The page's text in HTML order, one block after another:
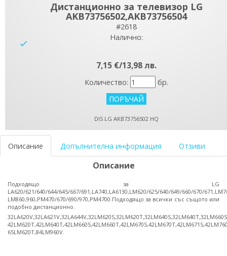
Дистанционно за телевизор LG
AKB73756502,AKB73756504
#2618
Налично:
7,15 €/13,98 лв.
Количество: бр.
DIS LG AKB73756502 HQ
Описание Допълнителна информация Отзиви
Описание
Подходящо за LG
LA620/621/640/644/645/667/691,LA740,LA6130,LM620/625/640/649/660/670/
LM860,960,PM470/670/690/970,PM4700.Подходящо за всички със същото или
подобно дистанционно.
65LM620T,84LM960V.